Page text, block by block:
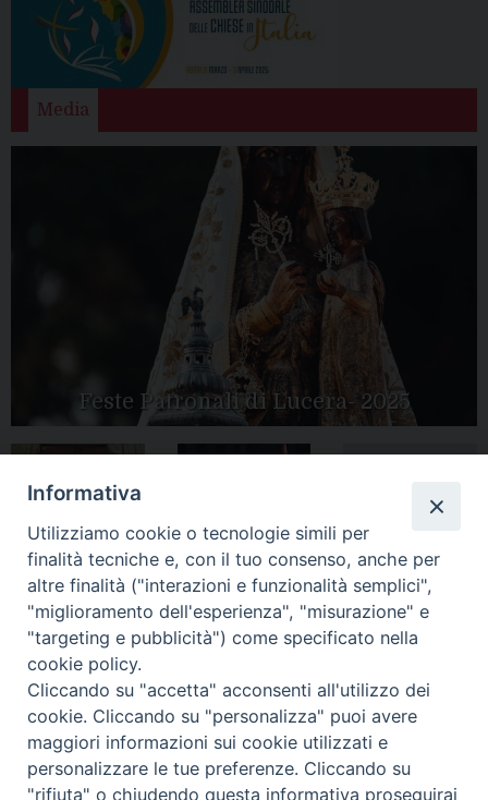
Media
Feste Patronali di Lucera- 2025
Apertura Anno
Giubilare 2025
Mariae in Diocesi
Tutte le gallery
CONTATTI:
LUCERA: Piazza Duomo, 13 - 71036 Lucera (FG) − tel.
0881/520882 - e-mail: info@diocesiluceratroia.it
Segreteria del
Vescovo: tel/fax 0881/522244 - e-mail:
vescovo@diocesiluceratroia.it
TROIA : Piazza Episcopio - 71029 Troia (FG) − tel. 0881/977051
Informativa
Utilizziamo cookie o tecnologie simili per
finalità tecniche e, con il tuo consenso, anche per
altre finalità ("interazioni e funzionalità semplici",
"miglioramento dell'esperienza", "misurazione" e
"targeting e pubblicità") come specificato nella
cookie policy.
Cliccando su "accetta" acconsenti all'utilizzo dei
cookie. Cliccando su "personalizza" puoi avere
maggiori informazioni sui cookie utilizzati e
personalizzare le tue preferenze. Cliccando su
"rifiuta" o chiudendo questa informativa proseguirai